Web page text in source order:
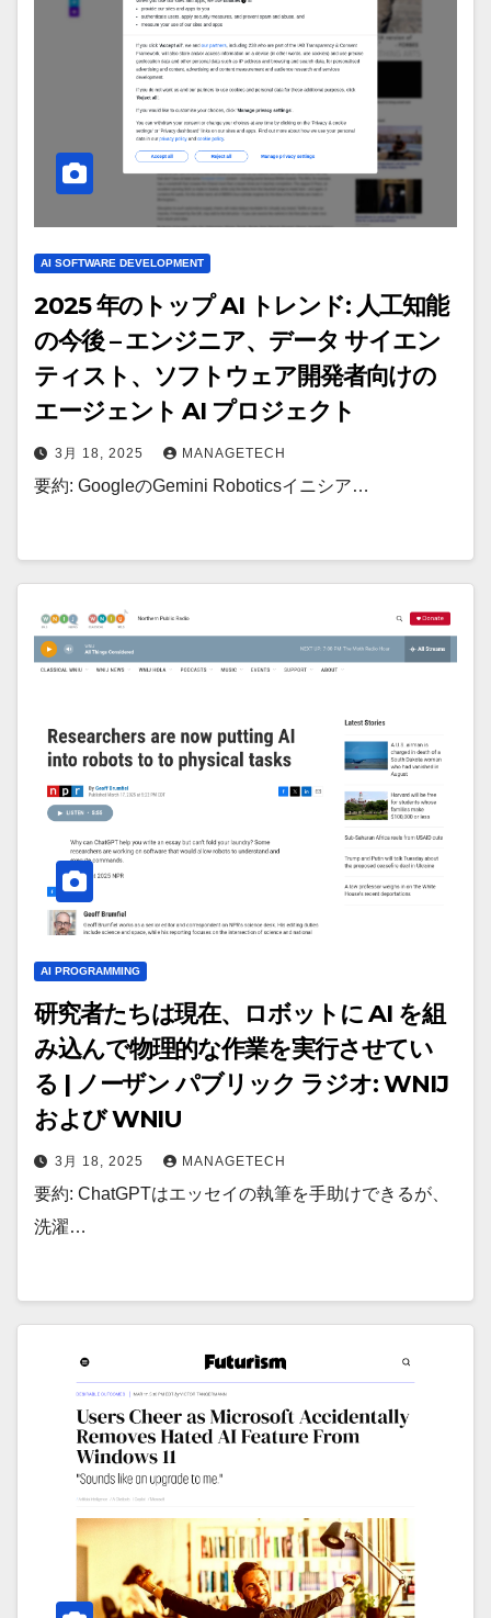
AI SOFTWARE DEVELOPMENT
2025 年のトップ AI トレンド: 人工知能
の今後 – エンジニア、データ サイエン
ティスト、ソフトウェア開発者向けの
エージェント AI プロジェクト
3月 18, 2025 MANAGETECH
要約: GoogleのGemini Roboticsイニシア…
AI PROGRAMMING
研究者たちは現在、ロボットに AI を組
み込んで物理的な作業を実行させてい
る | ノーザン パブリック ラジオ: WNIJ
および WNIU
3月 18, 2025 MANAGETECH
要約: ChatGPTはエッセイの執筆を手助けできるが、
洗濯…